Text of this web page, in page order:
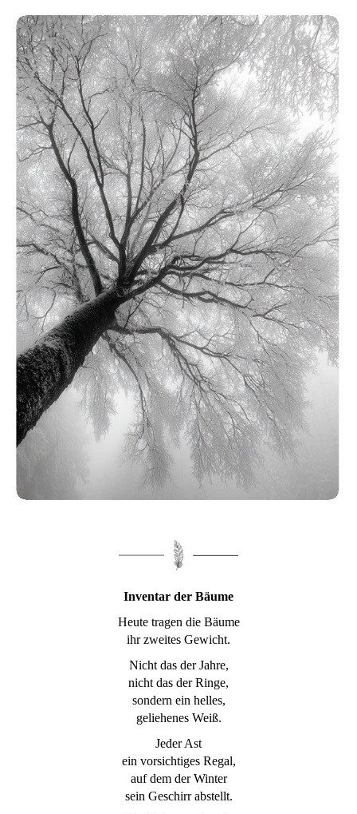
Inventar der Bäume
Heute tragen die Bäume
ihr zweites Gewicht.
Nicht das der Jahre,
nicht das der Ringe,
sondern ein helles,
geliehenes Weiß.
Jeder Ast
ein vorsichtiges Regal,
auf dem der Winter
sein Geschirr abstellt.